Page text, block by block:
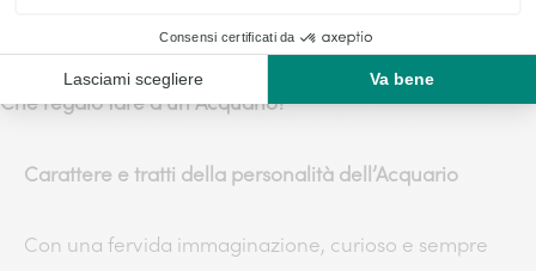
Che regalo fare a un Acquario?
Carattere e tratti della personalità dell’Acquario
Con una fervida immaginazione, curioso e sempre